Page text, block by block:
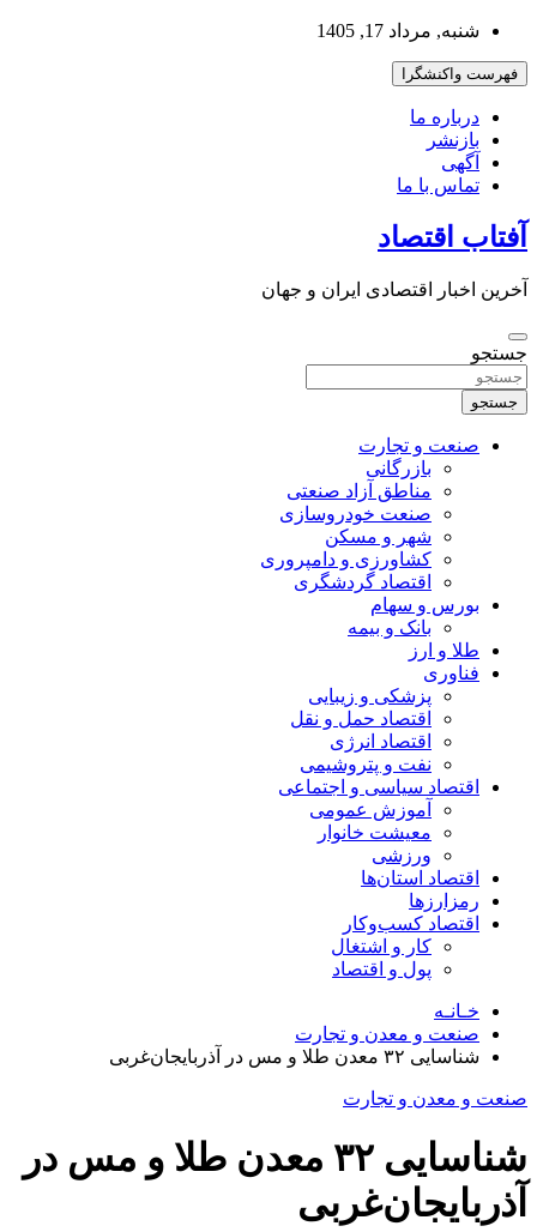
بروید
شنبه, مرداد 17, 1405
فهرست واکنشگرا
درباره ما
بازنشر
آگهی
تماس با ما
آفتاب اقتصاد
آخرین اخبار اقتصادی ایران و جهان
جستجو
جستجو
صنعت و تجارت
بازرگانی
مناطق آزاد صنعتی
صنعت خودروسازی
شهر و مسکن
کشاورزی و دامپروری
اقتصاد گردشگری
بورس و سهام
بانک و بیمه
طلا و ارز
فناوری
پزشکی و زیبایی
اقتصاد حمل و نقل
اقتصاد انرژی
نفت و پتروشیمی
اقتصاد سیاسی و اجتماعی
آموزش عمومی
معیشت خانوار
ورزشی
اقتصاد استان‌ها
رمزارزها
اقتصاد کسب‌و‌کار
کار و اشتغال
پول و اقتصاد
خـانـه
صنعت و معدن و تجارت
شناسایی ۳۲ معدن طلا و مس در آذربایجان‌غربی
صنعت و معدن و تجارت
شناسایی ۳۲ معدن طلا و مس در
آذربایجان‌غربی